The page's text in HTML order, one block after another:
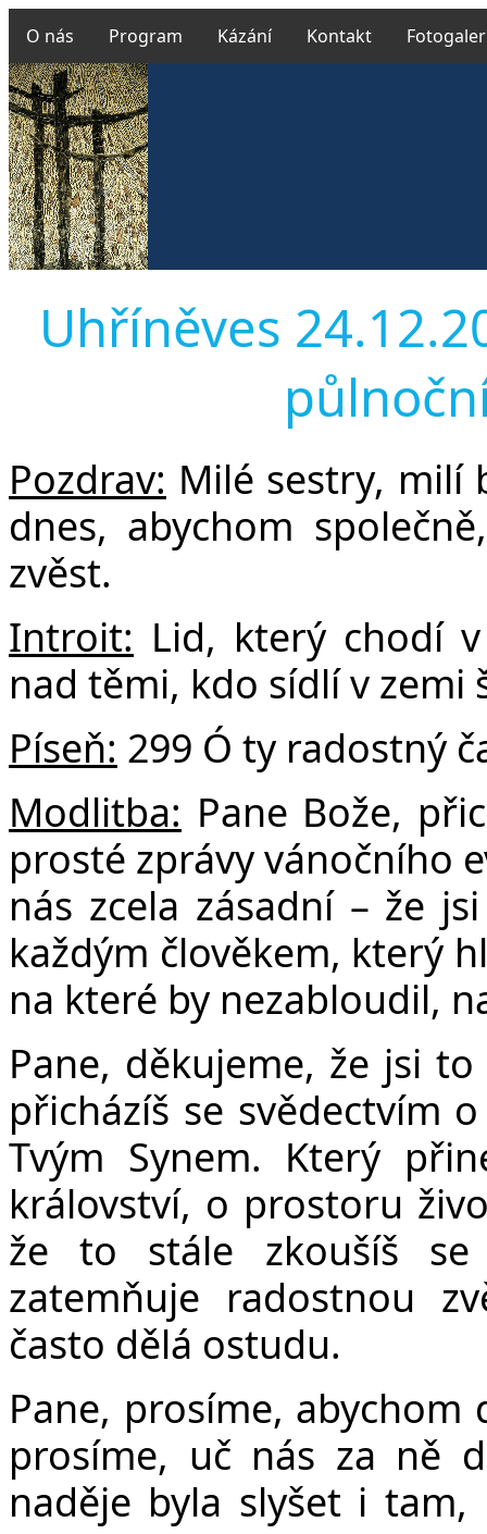
O nás Program Kázání Kontakt
Uhříněves
Pozdrav: Milé sestry, milí
dnes, abychom
zvěst.
Introit: Lid, který chodí
nad těmi, kdo sídlí v zemi
Píseň: 299 Ó ty radostný
Modlitba: Pane Bože,
prosté zprávy vánočního
nás zcela zásadní – že
každým člověkem, který
na které by nezabloudil,
Pane, děkujeme, že jsi
přicházíš se svědectvím
Tvým Synem. Který
království, o prostoru
že to stále zkoušíš
zatemňuje radostnou
často dělá ostudu.
Pane, prosíme, abychom
prosíme, uč nás za ně
naděje byla slyšet i